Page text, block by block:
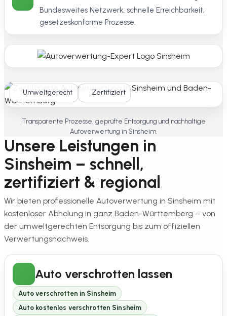
Bundesweites Netzwerk, schnelle Erreichbarkeit,
gesetzeskonforme Prozesse.
Umweltgerecht Zertifiziert
Transparente Prozesse, geprüfte Entsorgung und nachhaltige
Autoverwertung in Sinsheim.
Unsere Leistungen in
Sinsheim – schnell,
zertifiziert & regional
Wir bieten professionelle Autoverwertung in Sinsheim mit
kostenloser Abholung in ganz Baden-Württemberg – von
der umweltgerechten Entsorgung bis zum offiziellen
Verwertungsnachweis.
Auto verschrotten lassen
Auto verschrotten in Sinsheim
Auto kostenlos verschrotten Sinsheim